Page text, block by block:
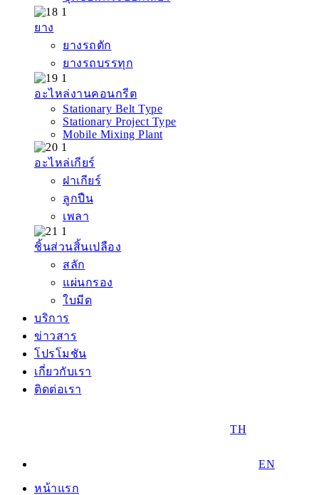
ยาง
ยางรถตัก
ยางรถบรรทุก
อะไหล่งานคอนกรีต
Stationary Belt Type
Stationary Project Type
Mobile Mixing Plant
อะไหล่เกียร์
ฝาเกียร์
ลูกปืน
เพลา
ชิ้นส่วนสิ้นเปลือง
สลัก
แผ่นกรอง
ใบมีด
บริการ
ข่าวสาร
โปรโมชัน
เกี่ยวกับเรา
ติดต่อเรา
TH
EN
หน้าแรก